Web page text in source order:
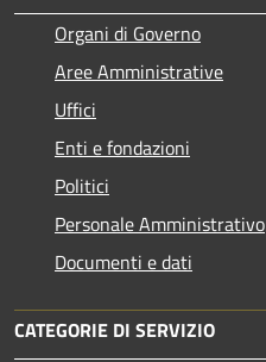
Organi di Governo
Aree Amministrative
Uffici
Enti e fondazioni
Politici
Personale Amministrativo
Documenti e dati
CATEGORIE DI SERVIZIO